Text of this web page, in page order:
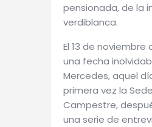
pensionada, de la
verdiblanca.
El 13 de noviembre
una fecha
Mercedes, aquel
primera vez la Sede
Campestre,
una serie de